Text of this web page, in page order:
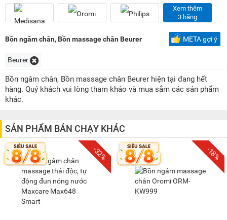
Laica(2) Vispo(2)
Kalpen(1) Medisana (1)
Mới nhất Trả góp META gợi ý
Chọn khoảng giá
200K - 500K
(1)
500K - 1 triệu
1,5 triệu - 2 triệu (3)
2 triệu - 3 triệu
Xem thêm
3 hãng
Bồn ngâm chân, Bồn massage chân Beurer META gợi ý
Beurer
Bồn ngâm chân, Bồn massage chân Beurer hiện tại đang hết
hàng. Quý khách vui lòng tham khảo và mua sắm các sản phẩm
khác.
SẢN PHẨM BÁN CHẠY KHÁC
-32% -18%